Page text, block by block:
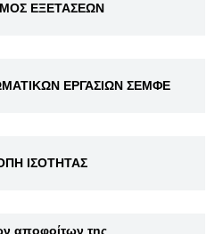
ΕΞΕΤΑΣΕΩΝ
ΕΡΓΑΣΙΩΝ ΣΕΜΦΕ
ΙΣΟΤΗΤΑΣ
αποφοίτων της